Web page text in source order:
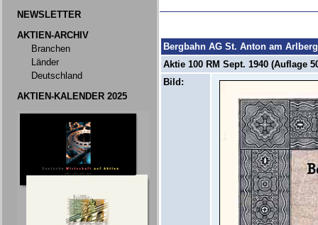
NEWSLETTER
AKTIEN-ARCHIV
Branchen
Länder
Deutschland
AKTIEN-KALENDER 2025
Bergbahn AG St. Anton am Arlberg
Aktie 100 RM Sept. 1940 (Auflage
Bild: